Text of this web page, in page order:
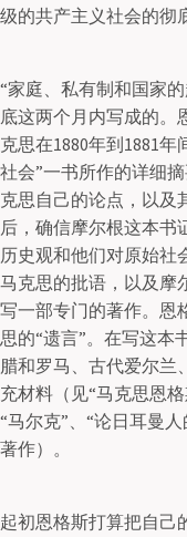
级的共产主义社会的彻
“家庭、私有制和国家
底这两个月内写成的。
克思在1880年到1881年
社会”一书所作的详细
克思自己的论点，以及
后，确信摩尔根这本书
历史观和他们对原始社
马克思的批语，以及摩
写一部专门的著作。恩
思的“遗言”。在写这本
腊和罗马、古代爱尔兰
充材料（见“马克思恩
“马尔克”、“论日耳曼
著作）。
起初恩格斯打算把自己